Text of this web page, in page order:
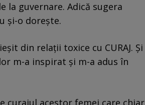
la guvernare. Adică sugera
și-o dorește.
din relații toxice cu CURAJ. Și
m-a inspirat și m-a adus în